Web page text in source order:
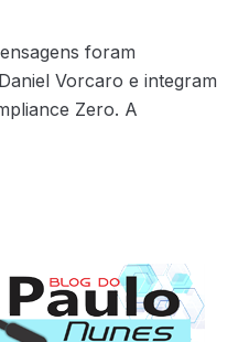
foram
Vorcaro e integram
Zero. A